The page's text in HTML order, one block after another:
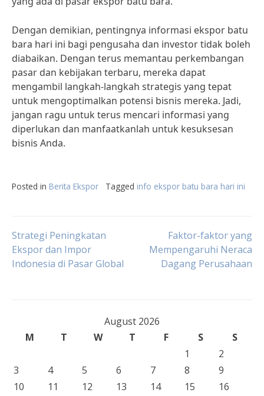
Dengan demikian, pentingnya informasi ekspor batu
bara hari ini bagi pengusaha dan investor tidak boleh
diabaikan. Dengan terus memantau perkembangan
pasar dan kebijakan terbaru, mereka dapat
mengambil langkah-langkah strategis yang tepat
untuk mengoptimalkan potensi bisnis mereka. Jadi,
jangan ragu untuk terus mencari informasi yang
diperlukan dan manfaatkanlah untuk kesuksesan
bisnis Anda.
Posted in Berita Ekspor Tagged info ekspor batu bara hari ini
Post
navigation
Strategi Peningkatan
Ekspor dan Impor
Indonesia di Pasar Global
Faktor-faktor yang
Mempengaruhi Neraca
Dagang Perusahaan
August 2026
M
T W T F S
S
1
2
3
4 5 6 7 8
9
10
11 12 13 14 15
16